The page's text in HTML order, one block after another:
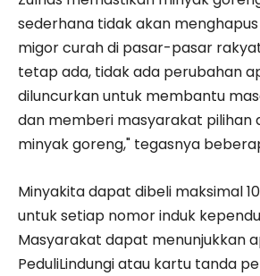
sederhana tidak akan
migor curah di pasar-pasar
tetap ada, tidak ada perubahan
diluncurkan untuk membantu
dan memberi masyarakat pilihan
minyak goreng," tegasnya
Minyakita dapat dibeli maksimal
untuk setiap nomor induk
Masyarakat dapat menunjukkan
PeduliLindungi atau kartu tanda